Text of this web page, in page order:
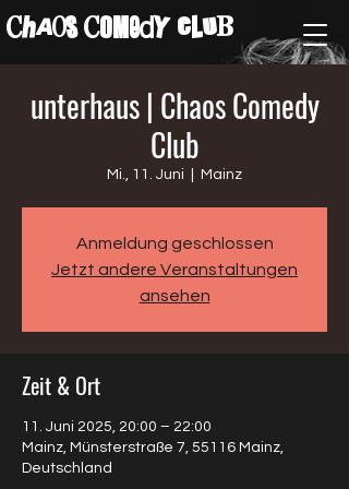
ChAos COMedY cLuB
unterhaus | Chaos Comedy
Club
Mi., 11. Juni Mainz
Anmeldung geschlossen
Jetzt andere Veranstaltungen
ansehen
Zeit & Ort
11. Juni 2025, 20:00 – 22:00
Mainz, Münsterstraße 7, 55116 Mainz,
Deutschland